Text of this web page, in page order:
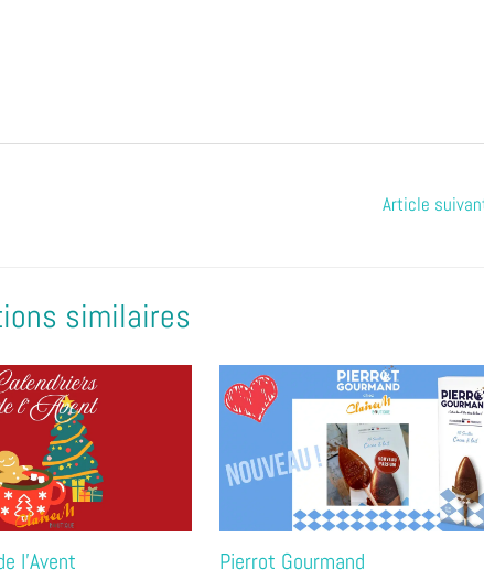
Article
similaires
l’Avent Pierrot Gourmand